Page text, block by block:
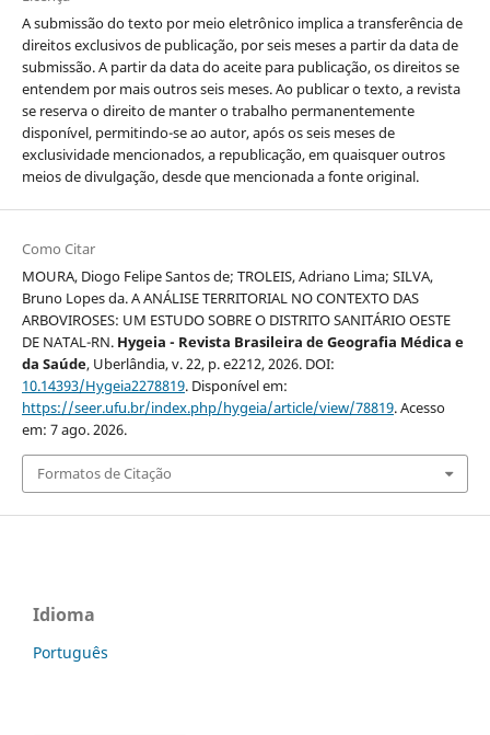
A submissão do texto por meio eletrônico implica a transferência de
direitos exclusivos de publicação, por seis meses a partir da data de
submissão. A partir da data do aceite para publicação, os direitos se
entendem por mais outros seis meses. Ao publicar o texto, a revista
se reserva o direito de manter o trabalho permanentemente
disponível, permitindo-se ao autor, após os seis meses de
exclusividade mencionados, a republicação, em quaisquer outros
meios de divulgação, desde que mencionada a fonte original.
Como Citar
MOURA, Diogo Felipe Santos de; TROLEIS, Adriano Lima; SILVA,
Bruno Lopes da. A ANÁLISE TERRITORIAL NO CONTEXTO DAS
ARBOVIROSES: UM ESTUDO SOBRE O DISTRITO SANITÁRIO OESTE
DE NATAL-RN. Hygeia - Revista Brasileira de Geografia Médica e
da Saúde, Uberlândia, v. 22, p. e2212, 2026. DOI:
10.14393/Hygeia2278819. Disponível em:
https://seer.ufu.br/index.php/hygeia/article/view/78819. Acesso
em: 7 ago. 2026.
Formatos de Citação
Idioma
Português